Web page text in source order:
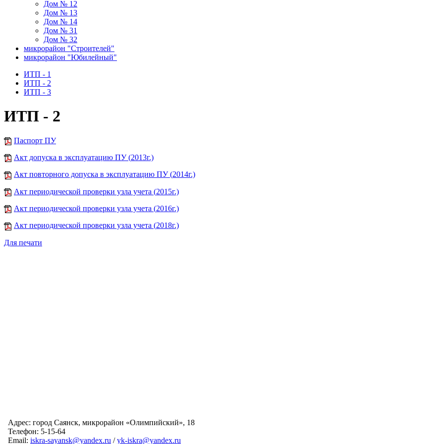
Дом № 12
Дом № 13
Дом № 14
Дом № 31
Дом № 32
микрорайон "Строителей"
микрорайон "Юбилейный"
ИТП - 1
ИТП - 2
ИТП - 3
ИТП - 2
Паспорт ПУ
Акт допуска в эксплуатацию ПУ (2013г.)
Акт повторного допуска в эксплуатацию ПУ (2014г.)
Акт периодической проверки узла учета (2015г.)
Акт периодической проверки узла учета (2016г.)
Акт периодической проверки узла учета (2018г.)
Для печати
Адрес: город Саянск, микрорайон «Олимпийский», 18
Телефон: 5-15-64
Email: iskra-sayansk@yandex.ru /yk-iskra@yandex.ru